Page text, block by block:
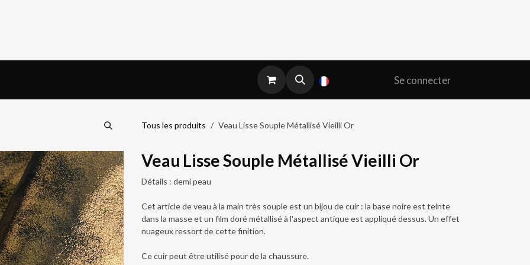
Se connecter
Tous les produits Veau Lisse Souple Métallisé Vieilli Or
Veau Lisse Souple Métallisé Vieilli Or
Détails : demi peau
Cet article de veau à la main très souple est un bijou de cuir : la base noire est teinte
dans la masse et un film doré métallisé à l'aspect antique est appliqué dessus. Un effet
nuageux ressort de cette finition.
Ce cuir peut être utilisé pour de la chaussure.